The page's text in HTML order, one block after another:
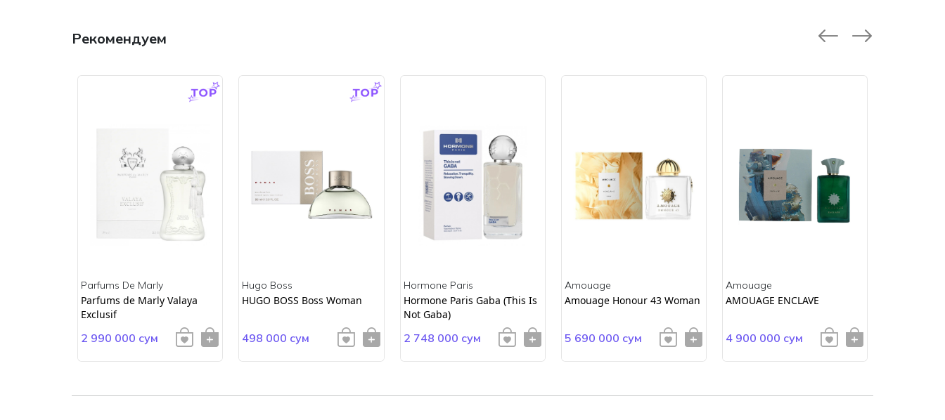
Рекомендуем
Parfums De Marly
Parfums de Marly Valaya
Exclusif
2 990 000 сум
Hugo Boss
HUGO BOSS Boss Woman
498 000 сум
Hormone Paris
Hormone Paris Gaba (This Is
Not Gaba)
2 748 000 сум
Amouage
Amouage Honour 43 Woman
5 690 000 сум
Amouage
AMOUAGE ENCLAVE
4 900 000 сум